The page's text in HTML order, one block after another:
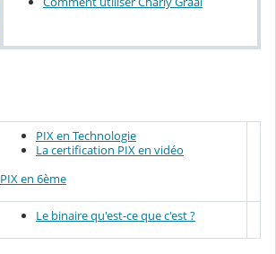
PIX en Technologie
La certification PIX en vidéo
PIX en 6ème
Le binaire qu'est-ce que c'est ?